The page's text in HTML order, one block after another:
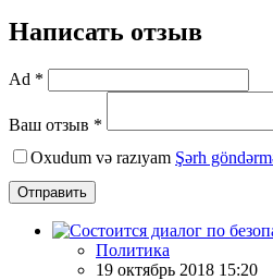
Написать отзыв
Ad *
Ваш отзыв *
Oxudum və razıyam Şərh
Отправить
Политика
19 октябрь 2018 15:20